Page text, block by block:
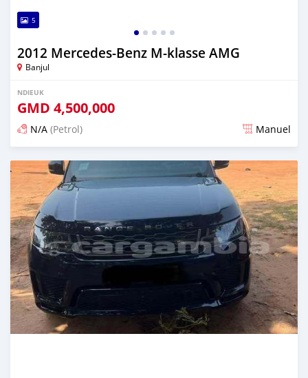
5
2012 Mercedes-Benz M-klasse AMG
Banjul
NDIEUK
GMD 4,500,000
N/A (Petrol) Manuel
Dougal na niou ko depuis 25 days